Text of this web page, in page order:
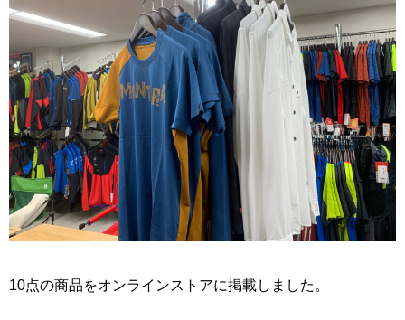
10点の商品をオンラインストアに掲載しました。